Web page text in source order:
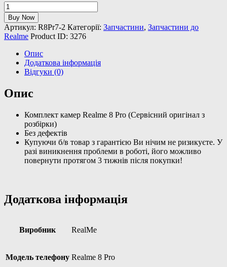
Комплект
камер
Realme
8
Pro
(Сервісний
оригінал
розбірки)
кількість
Buy Now
Артикул: R8Pr7-2 Категорії: Запчастини, Запчастини до
Realme Product ID: 3276
Опис
Додаткова інформація
Відгуки (0)
Опис
Комплект камер Realme 8 Pro (Сервісний оригінал з
розбірки)
Без дефектів
Купуючи б/в товар з гарантією Ви нічим не ризикуєте. У
разі виникнення проблеми в роботі, його можливо
повернути протягом 3 тижнів після покупки!
Додаткова інформація
Виробник RealMe
Модель телефону Realme 8 Pro